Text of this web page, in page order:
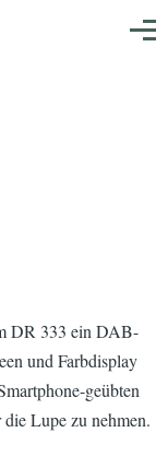
DR 333 ein DAB-
und Farbdisplay
geübten
Lupe zu nehmen.